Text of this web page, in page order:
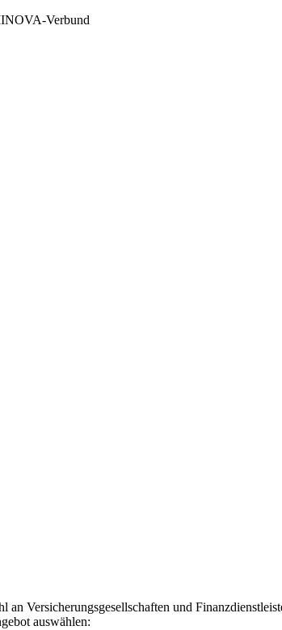
Verbund
Versicherungsgesellschaften und
auswählen: